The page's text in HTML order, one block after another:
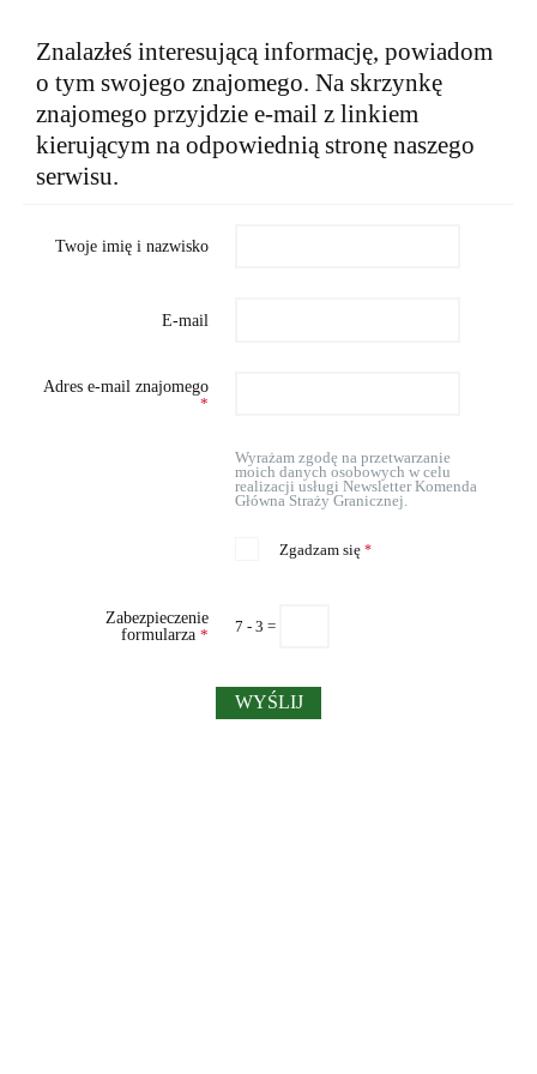
Znalazłeś interesującą informację, powiadom
o tym swojego znajomego. Na skrzynkę
znajomego przyjdzie e-mail z linkiem
kierującym na odpowiednią stronę naszego
serwisu.
Twoje imię i nazwisko
E-mail
Adres e-mail znajomego
*
Wyrażam zgodę na przetwarzanie
moich danych osobowych w celu
realizacji usługi Newsletter Komenda
Główna Straży Granicznej.
Zgadzam się*
Zabezpieczenie
formularza* 7 - 3 =